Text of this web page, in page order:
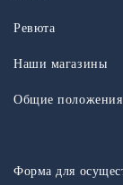
Ревюта
Наши магазины
Общие положения
Форма для